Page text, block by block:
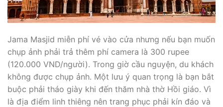
Jama Masjid miễn phí vé vào cửa nhưng nếu bạn muốn
chụp ảnh phải trả thêm phí camera là 300 rupee
(120.000 VND/người). Trong giờ cầu nguyện, du khách
không được chụp ảnh. Một lưu ý quan trọng là bạn bắt
buộc phải tháo giày khi đến thăm nhà thờ Hồi giáo. Vì
là địa điểm linh thiêng nên trang phục phải kín đáo và